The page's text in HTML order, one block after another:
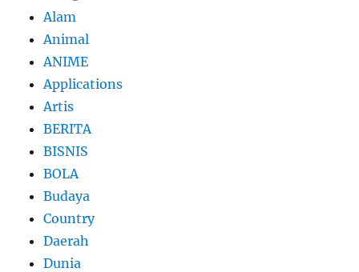
Alam
Animal
ANIME
Applications
Artis
BERITA
BISNIS
BOLA
Budaya
Country
Daerah
Dunia